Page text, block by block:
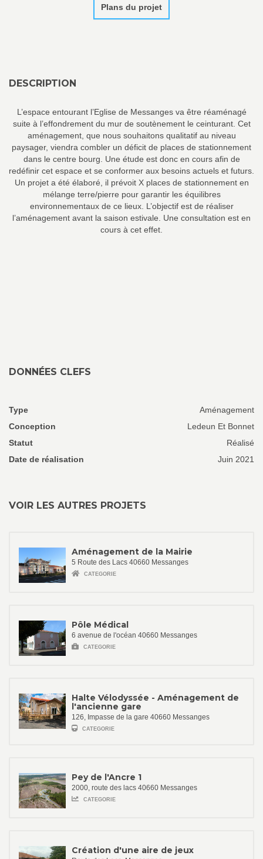
Plans du projet
DESCRIPTION
L’espace entourant l’Eglise de Messanges va être réaménagé
suite à l’effondrement du mur de soutènement le ceinturant. Cet
aménagement, que nous souhaitons qualitatif au niveau
paysager, viendra combler un déficit de places de stationnement
dans le centre bourg. Une étude est donc en cours afin de
redéfinir cet espace et se conformer aux besoins actuels et futurs.
Un projet a été élaboré, il prévoit X places de stationnement en
mélange terre/pierre pour garantir les équilibres
environnementaux de ce lieux. L’objectif est de réaliser
l’aménagement avant la saison estivale. Une consultation est en
cours à cet effet.
DONNÉES CLEFS
Type
Aménagement
Conception
Ledeun Et Bonnet
Statut
Réalisé
Date de réalisation
Juin 2021
VOIR LES AUTRES PROJETS
Aménagement de la Mairie
5 Route des Lacs 40660 Messanges
CATEGORIE
Pôle Médical
6 avenue de l'océan 40660 Messanges
CATEGORIE
Halte Vélodyssée - Aménagement de
l'ancienne gare
126, Impasse de la gare 40660 Messanges
CATEGORIE
Pey de l'Ancre 1
2000, route des lacs 40660 Messanges
CATEGORIE
Création d'une aire de jeux